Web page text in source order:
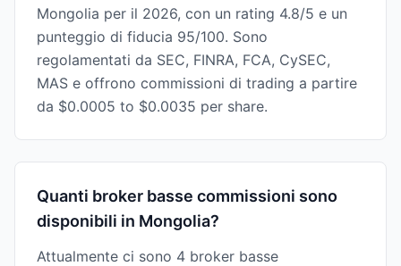
Mongolia per il 2026, con un rating 4.8/5 e un
punteggio di fiducia 95/100. Sono
regolamentati da SEC, FINRA, FCA, CySEC,
MAS e offrono commissioni di trading a partire
da $0.0005 to $0.0035 per share.
Quanti broker basse commissioni sono
disponibili in Mongolia?
Attualmente ci sono 4 broker basse